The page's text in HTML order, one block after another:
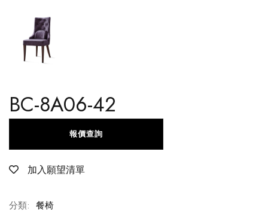
BC-8A06-42
加入願望清單
報價查詢
分類: 餐椅